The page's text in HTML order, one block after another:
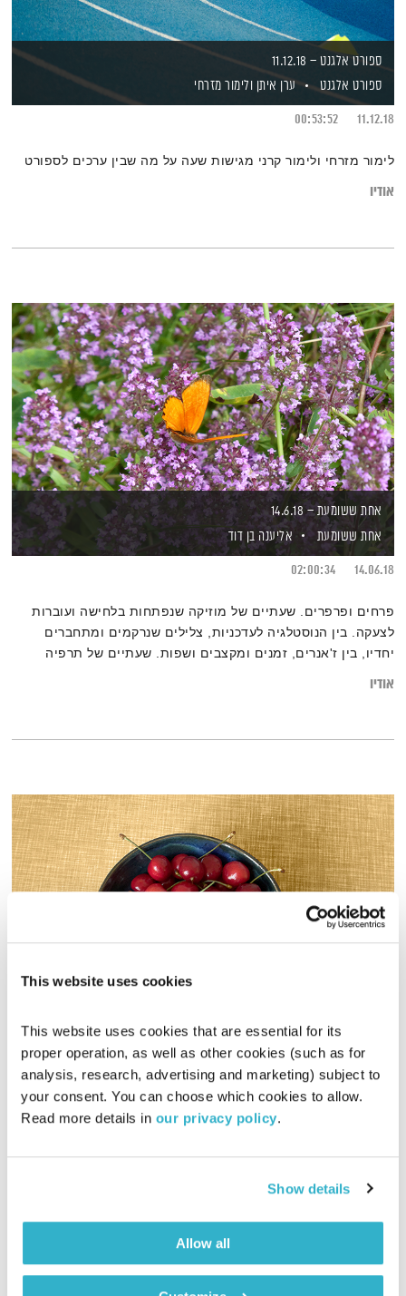
This website uses cookies
This website uses cookies that are essential for its
proper operation, as well as other cookies (such as for
analysis, research, advertising and marketing) subject to
your consent. You can choose which cookies to allow.
Read more details in our privacy policy.
Show details
Allow all
ספורט אלגנט – 11.12.18
ספורט אלגנט
ערן איתן ולימור מזרחי
11.12.18
00:53:52
לימור מזרחי ולימור קרני מגישות שעה על מה שבין ערכים לספורט
אודיו
אחת ששומעת – 14.6.18
אחת ששומעת
אליענה בן דוד
14.06.18
02:00:34
פרחים ופרפרים. שעתיים של מוזיקה שנפתחות בלחישה ועוברות
לצעקה. בין הנוסטלגיה לעדכניות, צלילים שנרקמים ומתחברים
יחדיו, בין ז'אנרים, זמנים ומקצבים ושפות. שעתיים של תרפיה
אודיו
אחת ששומעת
אליענה בן דוד
07.06.18
02:00:30
דובדבנים. שעתיים של מוזיקה שנפתחות בשיר חושני במיוחד, על
הטבע שנפתח כפרח, וממשיכות עם שפע נשים נהדרות, מקצבים